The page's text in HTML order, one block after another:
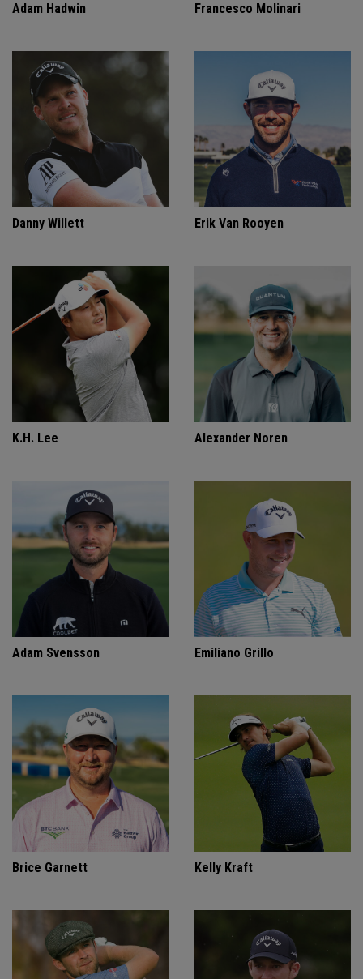
Adam Hadwin Francesco Molinari
Danny Willett Erik Van Rooyen
K.H. Lee Alexander Noren
Adam Svensson Emiliano Grillo
Brice Garnett Kelly Kraft